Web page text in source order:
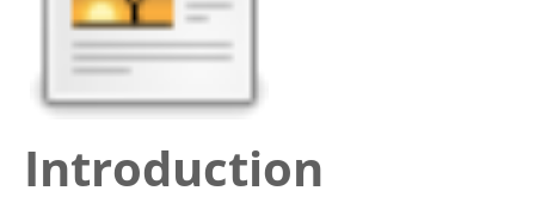
Introduction